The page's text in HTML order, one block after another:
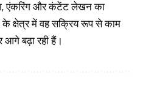
एंकरिंग और कंटेंट लेखन का
के क्षेत्र में वह सक्रिय रूप से काम
बढ़ा रही हैं।